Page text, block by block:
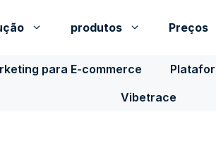
produtos Preços
para E-commerce
Vibetrace